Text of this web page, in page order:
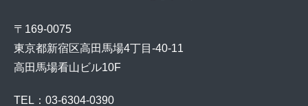
〒169-0075
東京都新宿区高田馬場4丁目-40-11
高田馬場看山ビル10F
TEL：03-6304-0390